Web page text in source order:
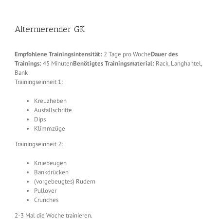
Alternierender GK
Empfohlene Trainingsintensität: 2 Tage pro WocheDauer des
Trainings:45 MinutenBenötigtes Trainingsmaterial: Rack, Langhantel,
Bank
Trainingseinheit 1:
Kreuzheben
Ausfallschritte
Dips
Klimmzüge
Trainingseinheit 2:
Kniebeugen
Bankdrücken
(vorgebeugtes) Rudern
Pullover
Crunches
2-3 Mal die Woche trainieren.